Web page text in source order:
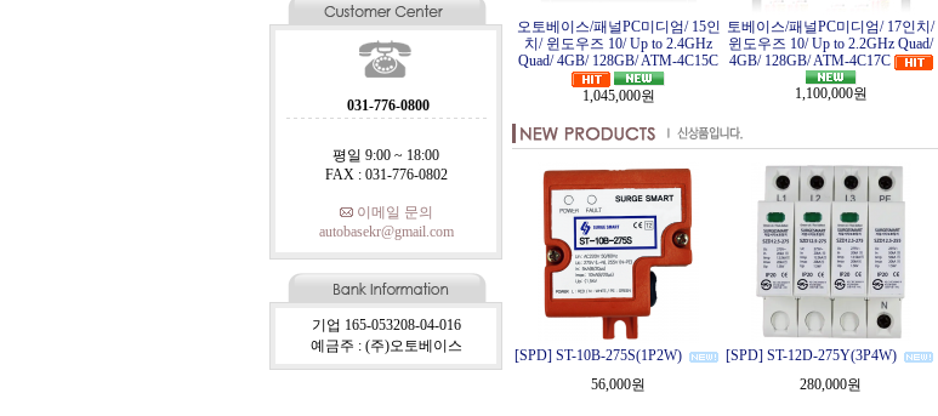
031-776-0800
평일 9:00 ~ 18:00
FAX : 031-776-0802
이메일 문의
autobasekr@gmail.com
기업 165-053208-04-016
예금주 : (주)오토베이스
오토베이스/패널PC미디엄/ 15인
치/ 윈도우즈 10/ Up to 2.4GHz
Quad/ 4GB/ 128GB/ ATM-4C15C
1,045,000원
토베이스/패널PC미디엄/ 17인치/
윈도우즈 10/ Up to 2.2GHz Quad/
4GB/ 128GB/ ATM-4C17C
1,100,000원
[SPD] ST-10B-275S(1P2W)
56,000원
[SPD] ST-12D-275Y(3P4W)
280,000원